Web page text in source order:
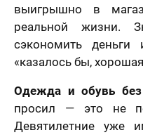
выигрышно в
реальной жизни.
сэкономить
«казалось бы,
Одежда и обувь без
просил — это не
Девятилетние уже
решил (а)